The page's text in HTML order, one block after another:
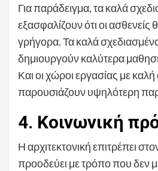
Για παράδειγμα, τα καλά
εξασφαλίζουν ότι οι ασθενείς
γρήγορα. Τα καλά
δημιουργούν καλύτερα
Και οι χώροι εργασίας με καλή
παρουσιάζουν υψηλότερη
4. Κοινωνική
Η αρχιτεκτονική επιτρέπει
προοδεύει με τρόπο που δεν